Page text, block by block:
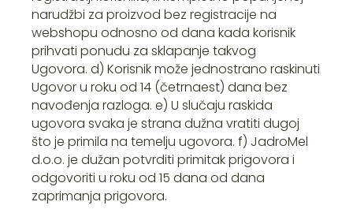
narudžbi za proizvod bez registracije na
webshopu odnosno od dana kada korisnik
prihvati ponudu za sklapanje takvog
Ugovora. d) Korisnik može jednostrano raskinuti
Ugovor u roku od 14 (četrnaest) dana bez
navođenja razloga. e) U slučaju raskida
ugovora svaka je strana dužna vratiti dugoj
što je primila na temelju ugovora. f) JadroMel
d.o.o. je dužan potvrditi primitak prigovora i
odgovoriti u roku od 15 dana od dana
zaprimanja prigovora.